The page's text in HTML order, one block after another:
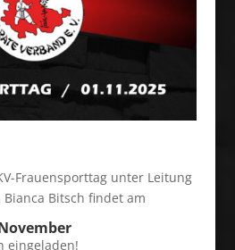
Frauensporttag unter Leitung
Bitsch findet am
eingeladen!